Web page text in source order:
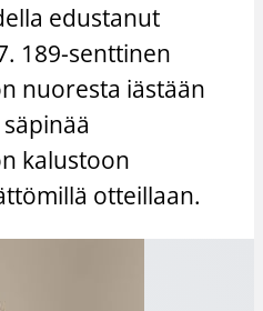
edustanut
189-senttinen
nuoresta iästään
kalustoon
otteillaan.